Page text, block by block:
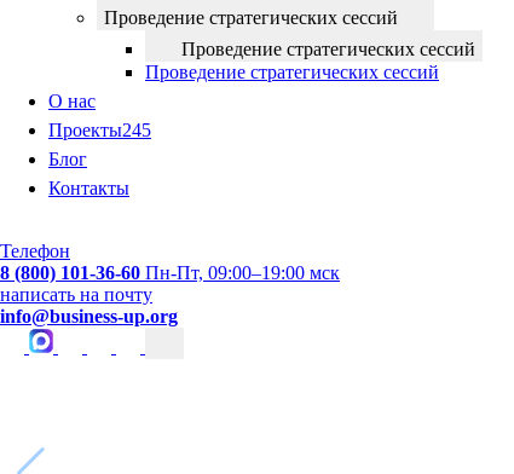
Проведение стратегических сессий
Проведение стратегических сессий
Проведение стратегических сессий
О нас
Проекты245
Блог
Контакты
Телефон
8 (800) 101-36-60 Пн-Пт, 09:00–19:00 мск
написать на почту
info@business-up.org